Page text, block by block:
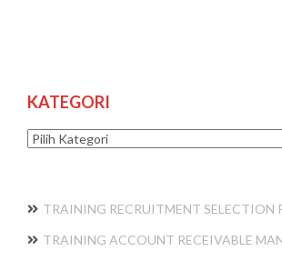
KATEGORI
Kategori
TRAINING RECRUITMENT SELECTION
TRAINING ACCOUNT RECEIVABLE